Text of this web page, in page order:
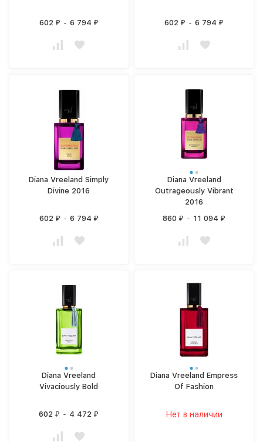
602 ₽ - 6 794 ₽ 602₽ - 6 794₽
Diana Vreeland Simply
Divine 2016
602 ₽ - 6 794 ₽
Diana Vreeland
Outrageously Vibrant
2016
860₽ - 11 094₽
Diana Vreeland
Vivaciously Bold
602₽ - 4 472₽
Diana Vreeland Empress
Of Fashion
Нет в наличии